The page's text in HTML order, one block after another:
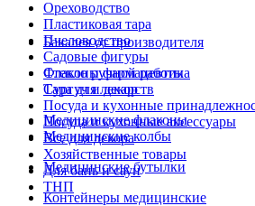
Ореховодство
Пластиковая тара
Пчеловодство
Садовые фигуры
Стекло ручной работы
Сургуч и декор
Посуда и кухонные
Посуда и кухонные аксессуары
Все для декора
Хозяйственные товары
Для бань и саун
ТНП
Бакалея от производителя
Флаконы фармацевтика
Тара для лекарств
Медицинские флаконы
Медицинские колбы
Медицинские бутылки
Контейнеры медицинские